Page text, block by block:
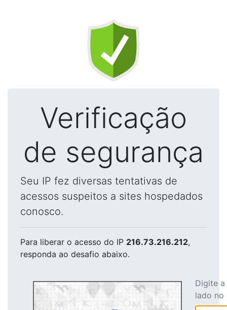
Verificação
de segurança
Seu IP fez diversas tentativas de
acessos suspeitos a sites hospedados
conosco.
Para liberar o acesso do IP 216.73.216.212,
responda ao desafio abaixo.
Digite
lado no